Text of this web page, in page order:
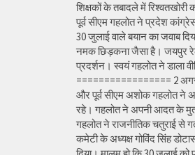
शिक्षकों के तबादले में रिश्वतखोरी
पूर्व सीएम गहलोत ने प्रदेश
30 जुलाई वाले बयान का जवाब
नमक छिड़कना जैसा है। जयपुर
प्रदर्शन। स्वयं गहलोत ने डाला
================= 2
और पूर्व सीएम अशोक गहलोत ने
रहे। गहलोत ने अपनी आदत के
गहलोत ने राजनीतिक चतुराई से
कमेटी के अध्यक्ष गोविंद सिंह